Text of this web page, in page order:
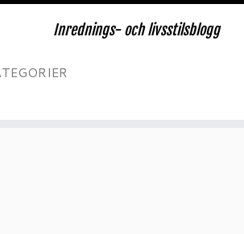
Inrednings- och livsstilsblogg